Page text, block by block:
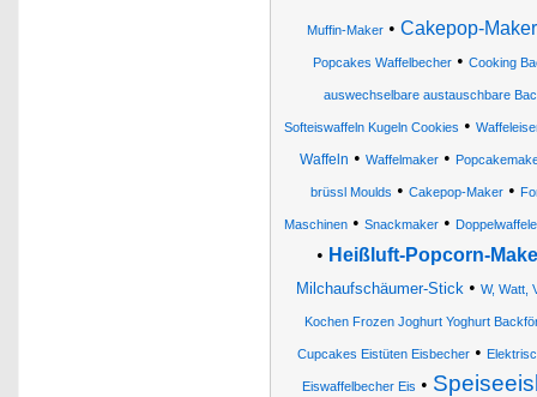
Muffin-Maker• Cakepop-Maker
Popcakes Waffelbecher • Cooking
auswechselbare austauschbare
Softeiswaffeln Kugeln Cookies •
Waffeln • Waffelmaker •
brüssl Moulds • Cakepop-Maker •
Maschinen• Snackmaker•
• Heißluft-Popcorn-
Milchaufschäumer-Stick • W, Watt,
Kochen Frozen Joghurt Yoghurt
Cupcakes Eistüten Eisbecher •
Eiswaffelbecher Eis •